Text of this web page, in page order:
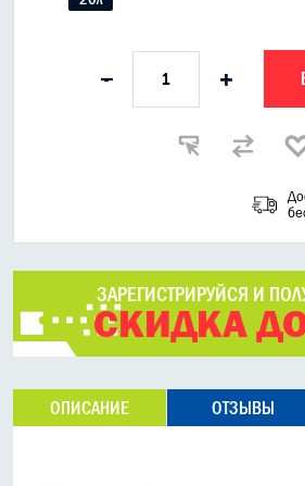
- +
ЗАРЕГИСТРИРУЙСЯ И
СКИДКА
ОПИСАНИЕ ОТЗЫВЫ